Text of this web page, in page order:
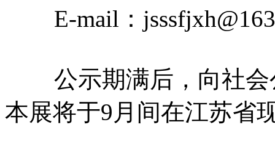
E-mail：
公示期满后，向社
本展将于9月间在江苏省